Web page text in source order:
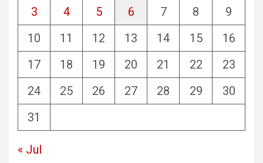
3 4 5 6 7 8
9
10
11 12 13 14 15
16
17
18 19 20 21 22
23
24
25 26 27 28 29
30
31
« Jul